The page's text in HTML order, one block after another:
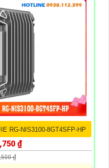
RG-NIS3100-8GT4SFP-HP
₫
₫